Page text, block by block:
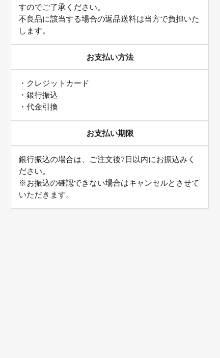
すのでご了承ください。
不良品に該当する場合の返品送料は当方で負担いた
します。
お支払い方法
・クレジットカード
・銀行振込
・代金引換
お支払い期限
銀行振込の場合は、ご注文後7日以内にお振込みく
ださい。
※お振込の確認できない場合はキャンセルとさせて
いただきます。